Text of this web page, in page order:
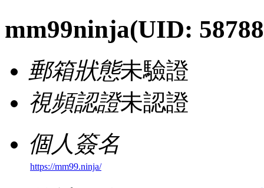
mm99ninja(UID:
郵箱狀態未驗證
視頻認證未認證
個人簽名
https://mm99.ninja/